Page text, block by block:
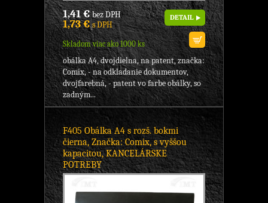
1,41 €bez DPH
1,73 €s DPH
Skladom viac ako 1000 ks
DETAIL
obálka A4, dvojdielna, na patent, značka:
Comix, - na odkladanie dokumentov,
dvojfarebná, - patent vo farbe obálky, so
zadným...
F405 Obálka A4 s rozš. bokmi
čierna, Značka: Comix, s vyššou
kapacitou, KANCELÁRSKE
POTREBY